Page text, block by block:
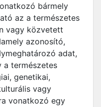
bármely
az a természetes
vagy közvetett
azonosító,
adat,
a természetes
genetikai,
vagy
vonatkozó egy